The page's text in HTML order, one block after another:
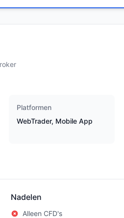
Platformen
WebTrader, Mobile App
Nadelen
Alleen CFD's